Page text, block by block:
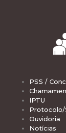
PSS /
IPTU
Protocolo/
Ouvidoria
Notícias